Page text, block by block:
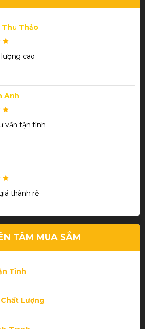
Thu Thảo
cao
Anh
vấn tận tình
thành rẻ
Phương
Hiếu
TÂM MUA SẮM
Tình
Chất Lượng